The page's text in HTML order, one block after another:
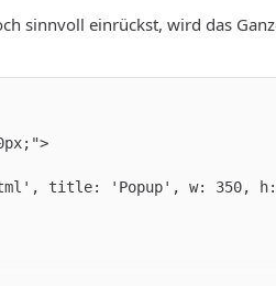
sinnvoll einrückst, wird das